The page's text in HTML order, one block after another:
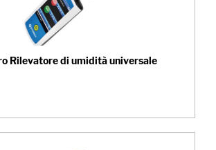
Rilevatore di umidità universale